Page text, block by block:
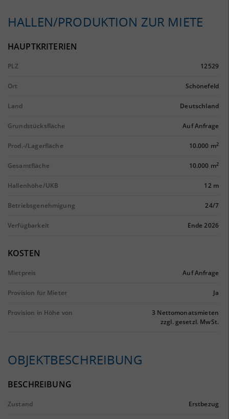
HALLEN/PRODUKTION ZUR MIETE
HAUPTKRITERIEN
PLZ 12529
Ort Schönefeld
Land Deutschland
Grundstücksfläche Auf Anfrage
Prod.-/Lagerfläche 10.000 m2
Gesamtfläche 10.000 m2
Hallenhöhe/UKB 12 m
Betriebsgenehmigung 24/7
Verfügbarkeit Ende 2026
KOSTEN
Mietpreis Auf Anfrage
Provision für Mieter Ja
Provision in Höhe von
3 Nettomonatsmieten
zzgl. gesetzl. MwSt.
OBJEKTBESCHREIBUNG
BESCHREIBUNG
Zustand Erstbezug